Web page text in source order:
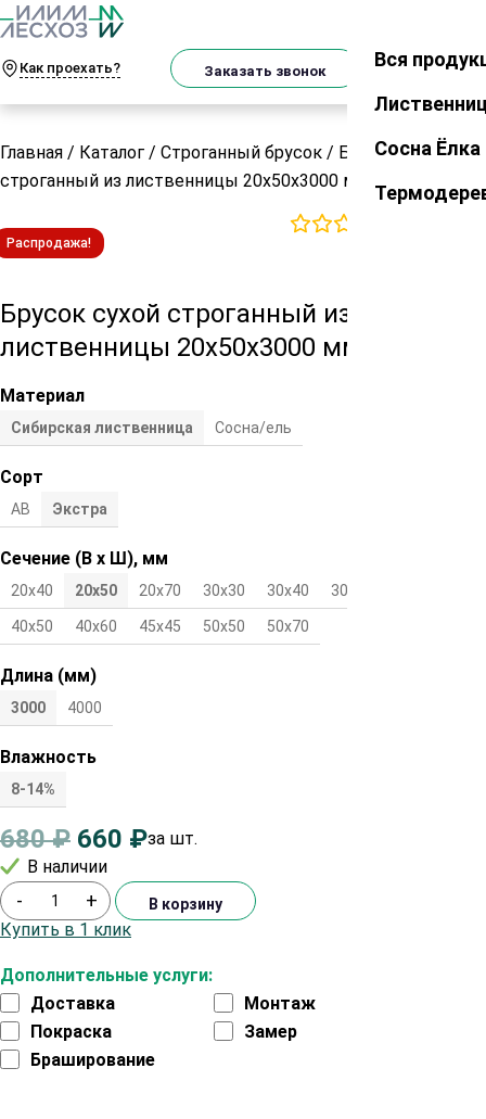
Как проехать? Заказать звонок Закрыть
Вся
Сосна Ёлка
Главная / Каталог / Строганный брусок / Брусок сухой
строганный из лиственницы 20х50х3000 мм Экстра
Распродажа!
Брусок сухой строганный из
лиственницы 20х50х3000 мм Экстра
Материал
Сибирская лиственница Сосна/ель
Сорт
АВ Экстра
Сечение (В х Ш), мм
20х40 20х50 20х70 30х30 30х40 30х50
40х50 40х60 45х45 50х50 50х70
Длина (мм)
3000 4000
Влажность
8-14%
680₽ 660 ₽за шт.
В наличии
Дополнительные услуги:
Доставка
Монтаж
Покраска
Замер
Браширование
- + В корзину
Купить в 1 клик